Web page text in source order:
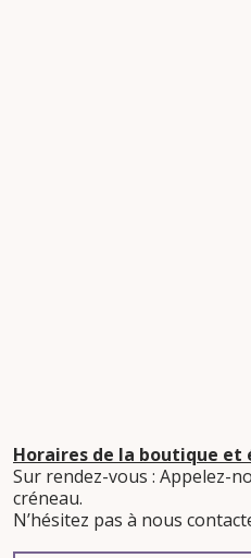
Horaires de la boutique et
Sur rendez-vous : Appelez-
créneau.
​N’hésitez pas à nous